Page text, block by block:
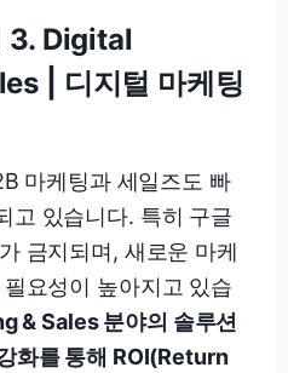
3. Digital
| 디지털 마케팅
마케팅과 세일즈도 빠
고 있습니다. 특히 구글
금지되며, 새로운 마케
요성이 높아지고 있습
& Sales 분야의 솔루션
화를 통해 ROI(Return